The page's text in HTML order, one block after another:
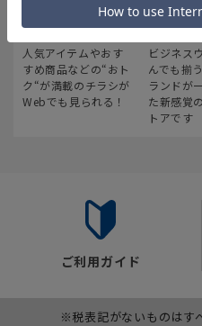
最新のお買い得情報
人気アイテムやおす
すめ商品などの“おト
ク“が満載のチラシが
Webでも見られる！
スーツ
ビジネス
んでも揃
ランドが
た新感覚
トアです
ご利用ガイド
※税表記がないものはす